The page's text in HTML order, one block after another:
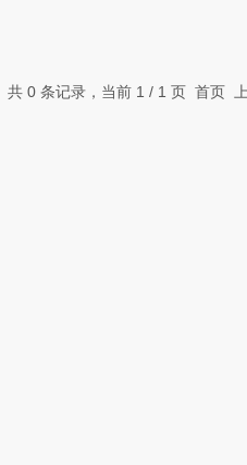
共 0 条记录，当前 1 / 1 页 首页